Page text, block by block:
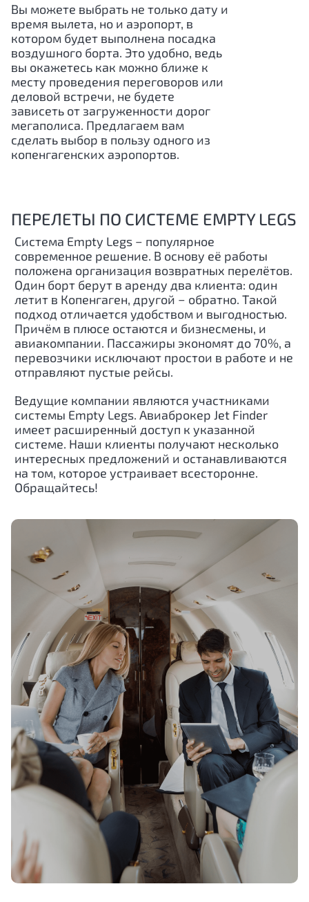
Вы можете выбрать не только дату и
время вылета, но и аэропорт, в
котором будет выполнена посадка
воздушного борта. Это удобно, ведь
вы окажетесь как можно ближе к
месту проведения переговоров или
деловой встречи, не будете
зависеть от загруженности дорог
мегаполиса. Предлагаем вам
сделать выбор в пользу одного из
копенгагенских аэропортов.
ПЕРЕЛЕТЫ ПО СИСТЕМЕ EMPTY LEGS
Система Empty Legs − популярное
современное решение. В основу её работы
положена организация возвратных перелётов.
Один борт берут в аренду два клиента: один
летит в Копенгаген, другой − обратно. Такой
подход отличается удобством и выгодностью.
Причём в плюсе остаются и бизнесмены, и
авиакомпании. Пассажиры экономят до 70%, а
перевозчики исключают простои в работе и не
отправляют пустые рейсы.
Ведущие компании являются участниками
системы Empty Legs. Авиаброкер Jet Finder
имеет расширенный доступ к указанной
системе. Наши клиенты получают несколько
интересных предложений и останавливаются
на том, которое устраивает всесторонне.
Обращайтесь!